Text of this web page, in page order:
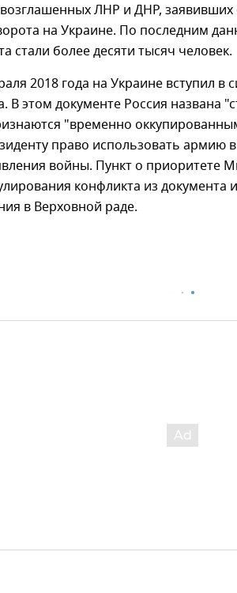
ЛНР и ДНР, заявивших
на Украине. По последним
стали более десяти тысяч человек.
2018 года на Украине вступил в
В этом документе Россия названа
"временно
право использовать армию
войны. Пункт о приоритете
конфликта из
в Верховной раде.